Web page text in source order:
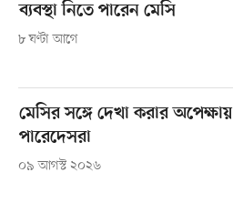
ব্যবস্থা নিতে পারেন মেসি
৮ ঘণ্টা আগে
মেসির সঙ্গে দেখা করার অপেক্ষায়
পারেদেসরা
০৯ আগস্ট ২০২৬